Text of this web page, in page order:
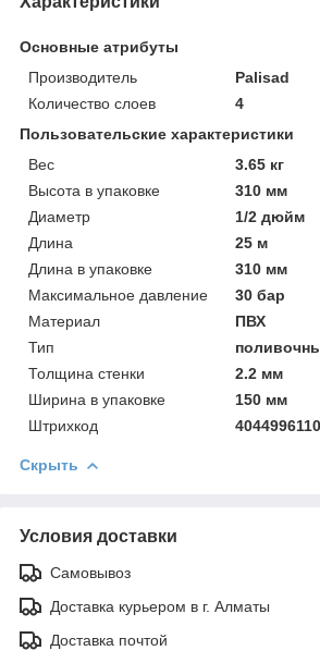
Основные атрибуты
Производитель
Palisad
Количество слоев
4
Пользовательские характеристики
Вeс
3.65 кг
Высотa в упаковке
310 мм
Диаметр
1/2 дюйм
Длинa
25 м
Длинa в упаковке
310 мм
Максимальное давление
30 бар
Материал
ПВХ
Тип
Толщинa стенки
2.2 мм
Ширинa в упаковке
150 мм
Штрихкод
Скрыть
Условия доставки
Самовывоз
Доставка курьером в г. Алматы
Доставка почтой